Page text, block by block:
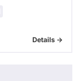
Details ->